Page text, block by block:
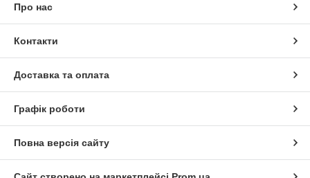
Про нас
Контакти
Доставка та оплата
Графік роботи
Повна версія сайту